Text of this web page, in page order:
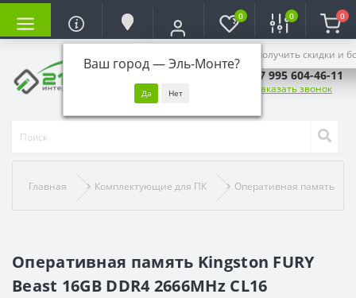
Ваш город —Эль-Монте?
Войдите, чтобы получить скидки и
0 0 0
+7 995 604-46-11
Заказать звонок
Главная Комплектующие для ПК Оперативная память
Оперативная память Kingston FURY
Beast 16GB DDR4 2666MHz CL16